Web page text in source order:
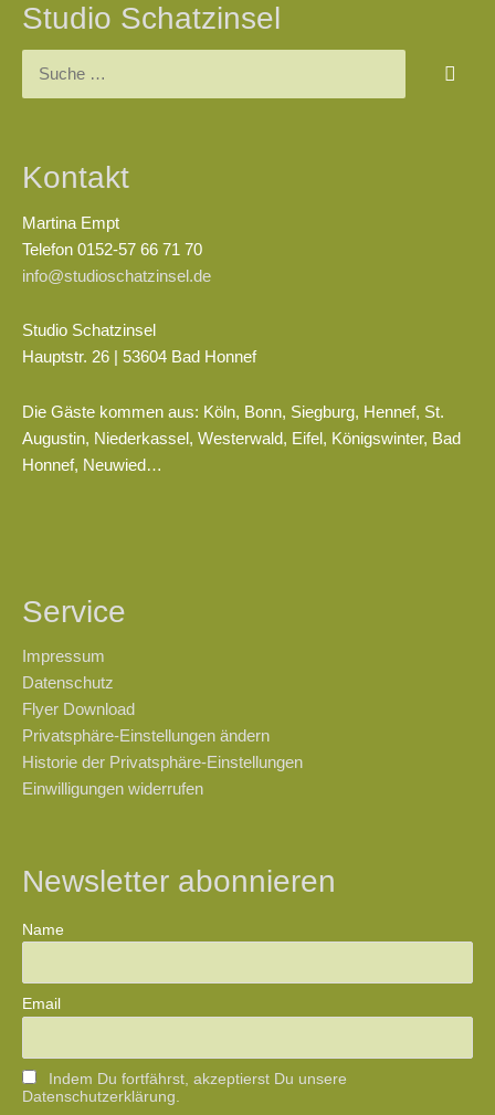
Studio Schatzinsel
Kontakt
Martina Empt
Telefon 0152-57 66 71 70
info@studioschatzinsel.de
Studio Schatzinsel
Hauptstr. 26 | 53604 Bad Honnef
Die Gäste kommen aus: Köln, Bonn, Siegburg, Hennef, St.
Augustin, Niederkassel, Westerwald, Eifel, Königswinter, Bad
Honnef, Neuwied…
Service
Impressum
Datenschutz
Flyer Download
Privatsphäre-Einstellungen ändern
Historie der Privatsphäre-Einstellungen
Einwilligungen widerrufen
Newsletter abonnieren
Name
Email
Indem Du fortfährst, akzeptierst Du unsere
Datenschutzerklärung.